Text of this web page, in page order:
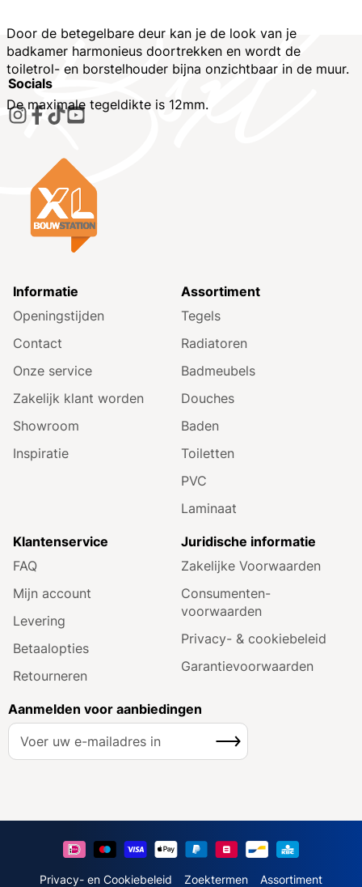
Door de betegelbare deur kan je de look van je
badkamer harmonieus doortrekken en wordt de
toiletrol- en borstelhouder bijna onzichtbaar in de muur.
De maximale tegeldikte is 12mm.
Socials
Informatie
Openingstijden
Contact
Onze service
Zakelijk klant worden
Showroom
Inspiratie
Assortiment
Tegels
Radiatoren
Badmeubels
Douches
Baden
Toiletten
PVC
Laminaat
Klantenservice
FAQ
Mijn account
Levering
Betaalopties
Retourneren
Juridische informatie
Zakelijke Voorwaarden
Consumenten­
voorwaarden
Privacy- & cookiebeleid
Garantie­voorwaarden
Aanmelden voor aanbiedingen
A
e
Inschrijven
Privacy- en Cookiebeleid Zoektermen Assortiment